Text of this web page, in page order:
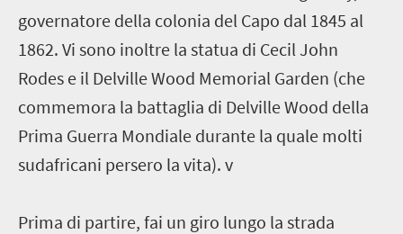
governatore della colonia del Capo dal 1845 al
1862. Vi sono inoltre la statua di Cecil John
Rodes e il Delville Wood Memorial Garden (che
commemora la battaglia di Delville Wood della
Prima Guerra Mondiale durante la quale molti
sudafricani persero la vita). v
Prima di partire, fai un giro lungo la strada